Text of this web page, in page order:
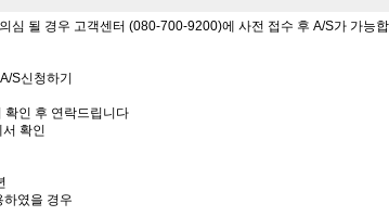
심 될 경우 고객센터 (080-700-9200)에 사전 접수 후 A/S가 가능
S신청하기
확인 후 연락드립니다
확인
하였을 경우